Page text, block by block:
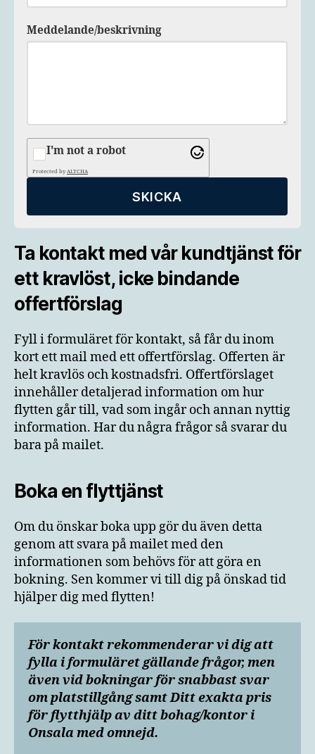
Meddelande/beskrivning
I'm not a robot
Protected by ALTCHA
Ta kontakt med vår kundtjänst för
ett kravlöst, icke bindande
offertförslag
Fyll i formuläret för kontakt, så får du inom
kort ett mail med ett offertförslag. Offerten är
helt kravlös och kostnadsfri. Offertförslaget
innehåller detaljerad information om hur
flytten går till, vad som ingår och annan nyttig
information. Har du några frågor så svarar du
bara på mailet.
Boka en flyttjänst
Om du önskar boka upp gör du även detta
genom att svara på mailet med den
informationen som behövs för att göra en
bokning. Sen kommer vi till dig på önskad tid
hjälper dig med flytten!
För kontakt rekommenderar vi dig att
fylla i formuläret gällande frågor, men
även vid bokningar för snabbast svar
om platstillgång samt Ditt exakta pris
för flytthjälp av ditt bohag/kontor i
Onsala med omnejd.